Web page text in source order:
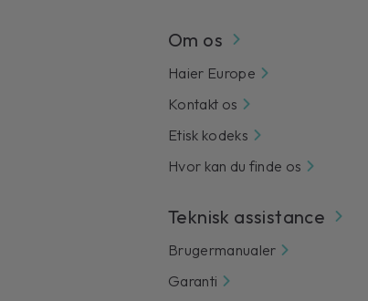
Om os
Haier Europe
Kontakt os
Etisk kodeks
Hvor kan du finde os
Teknisk assistance
Brugermanualer
Garanti